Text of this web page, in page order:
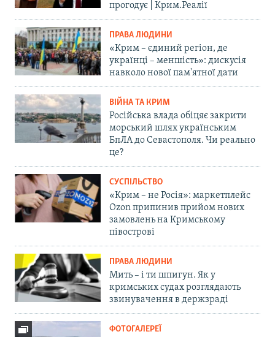
прогодує | Крим.Реалії
ПРАВА ЛЮДИНИ
«Крим – єдиний регіон, де
українці – меншість»: дискусія
навколо нової пам'ятної дати
ВІЙНА ТА КРИМ
Російська влада обіцяє закрити
морський шлях українським
БпЛА до Севастополя. Чи реально
це?
СУСПІЛЬСТВО
«Крим – не Росія»: маркетплейс
Ozon припинив прийом нових
замовлень на Кримському
півострові
ПРАВА ЛЮДИНИ
Мить – і ти шпигун. Як у
кримських судах розглядають
звинувачення в держзраді
ФОТОГАЛЕРЕЇ